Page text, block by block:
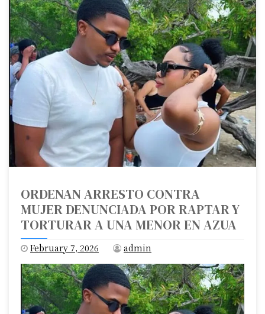
ORDENAN ARRESTO CONTRA
MUJER DENUNCIADA POR RAPTAR Y
TORTURAR A UNA MENOR EN AZUA
February 7, 2026 admin